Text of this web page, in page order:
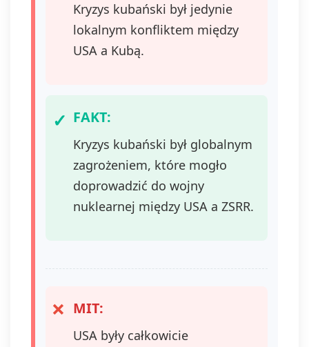
Kryzys kubański był jedynie
lokalnym konfliktem między
USA a Kubą.
FAKT:
Kryzys kubański był globalnym
zagrożeniem, które mogło
doprowadzić do wojny
nuklearnej między USA a ZSRR.
MIT:
USA były całkowicie